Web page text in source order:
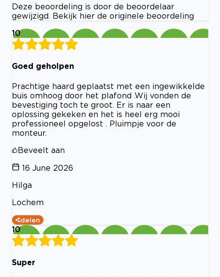
Deze beoordeling is door de beoordelaar
gewijzigd. Bekijk hier de originele beoordeling
10
Goed geholpen
Prachtige haard geplaatst met een ingewikkelde
buis omhoog door het plafond .Wij vonden de
bevestiging toch te groot. Er is naar een
oplossing gekeken en het is heel erg mooi
professioneel opgelost . Pluimpje voor de
monteur.
Beveelt aan
16 June 2026
Hilga
Lochem
delen
10
Super